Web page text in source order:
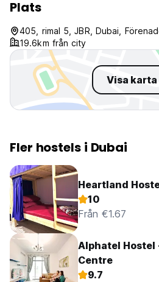
Plats
405, rimal 5, JBR, Dubai,
19.6km från city
Visa karta
Fler hostels i Dubai
Heartland
10
Från €1.67
Alphatel Hostel
Centre
9.7